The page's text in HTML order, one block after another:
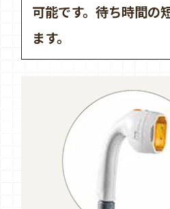
可能です。待ち時間の
ます。